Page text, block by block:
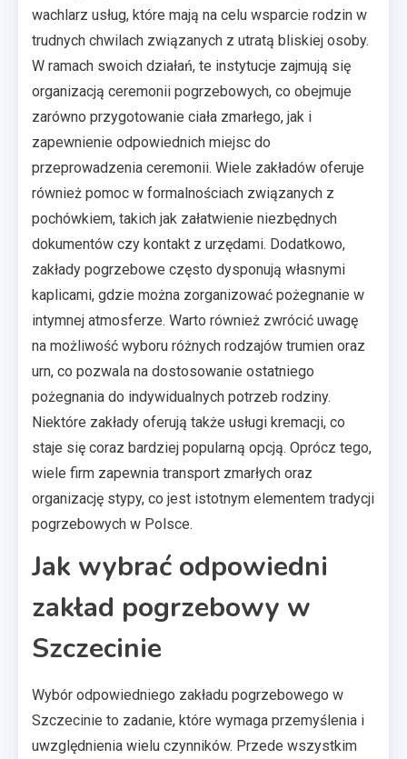
wachlarz usług, które mają na celu wsparcie rodzin w
trudnych chwilach związanych z utratą bliskiej osoby.
W ramach swoich działań, te instytucje zajmują się
organizacją ceremonii pogrzebowych, co obejmuje
zarówno przygotowanie ciała zmarłego, jak i
zapewnienie odpowiednich miejsc do
przeprowadzenia ceremonii. Wiele zakładów oferuje
również pomoc w formalnościach związanych z
pochówkiem, takich jak załatwienie niezbędnych
dokumentów czy kontakt z urzędami. Dodatkowo,
zakłady pogrzebowe często dysponują własnymi
kaplicami, gdzie można zorganizować pożegnanie w
intymnej atmosferze. Warto również zwrócić uwagę
na możliwość wyboru różnych rodzajów trumien oraz
urn, co pozwala na dostosowanie ostatniego
pożegnania do indywidualnych potrzeb rodziny.
Niektóre zakłady oferują także usługi kremacji, co
staje się coraz bardziej popularną opcją. Oprócz tego,
wiele firm zapewnia transport zmarłych oraz
organizację stypy, co jest istotnym elementem tradycji
pogrzebowych w Polsce.
Jak wybrać odpowiedni
zakład pogrzebowy w
Szczecinie
Wybór odpowiedniego zakładu pogrzebowego w
Szczecinie to zadanie, które wymaga przemyślenia i
uwzględnienia wielu czynników. Przede wszystkim